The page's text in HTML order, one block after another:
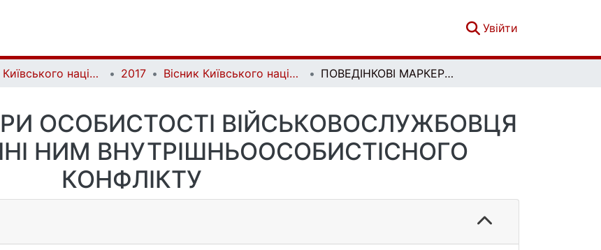
Увійти
Вісник Київського національного університету імені Тараса Шевченка. Військово-спеціальні науки | Bulletin of Taras Shevchenko National University of Kyiv. Military-special sciences 2017 Вісник Київського національного університету імені Тараса Шевченка. Військово-спеціальні науки. Вип. 2 (37) ПОВЕДІНКОВІ МАРКЕРИ ОСОБИСТОСТІ ВІЙСЬКОВОСЛУЖБОВЦЯ ПРИ ПЕРЕЖИВАННІ НИМ ВНУТРІШНЬООСОБИСТІСНОГО КОНФЛІКТУ
ОСОБИСТОСТІ ВІЙСЬКОВОСЛУЖБОВЦЯ
НИМ ВНУТРІШНЬООСОБИСТІСНОГО
КОНФЛІКТУ